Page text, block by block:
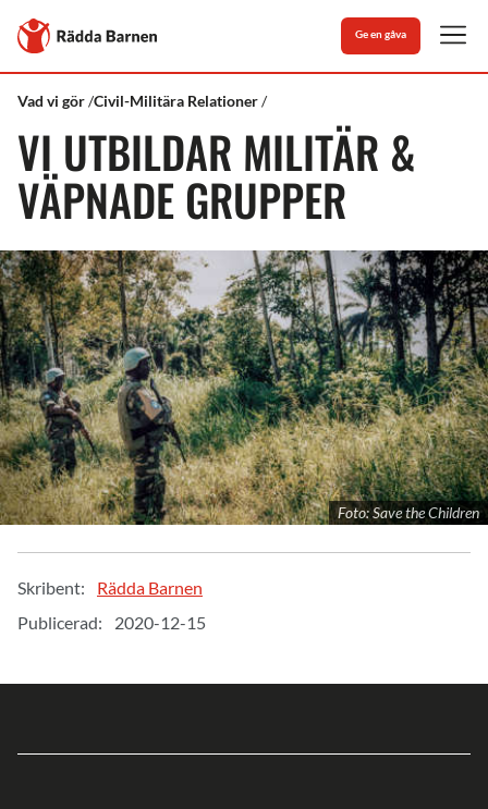
Till
Rädda
Barnens
Ge en gåva
Rädda
Vad vi gör Civil-Militära Relationer
Vi
väpnade
aktörer
VI UTBILDAR MILITÄR &
VÄPNADE GRUPPER
Foto: Save the Children
Skribent:
Rädda Barnen
Publicerad:
2020-12-15